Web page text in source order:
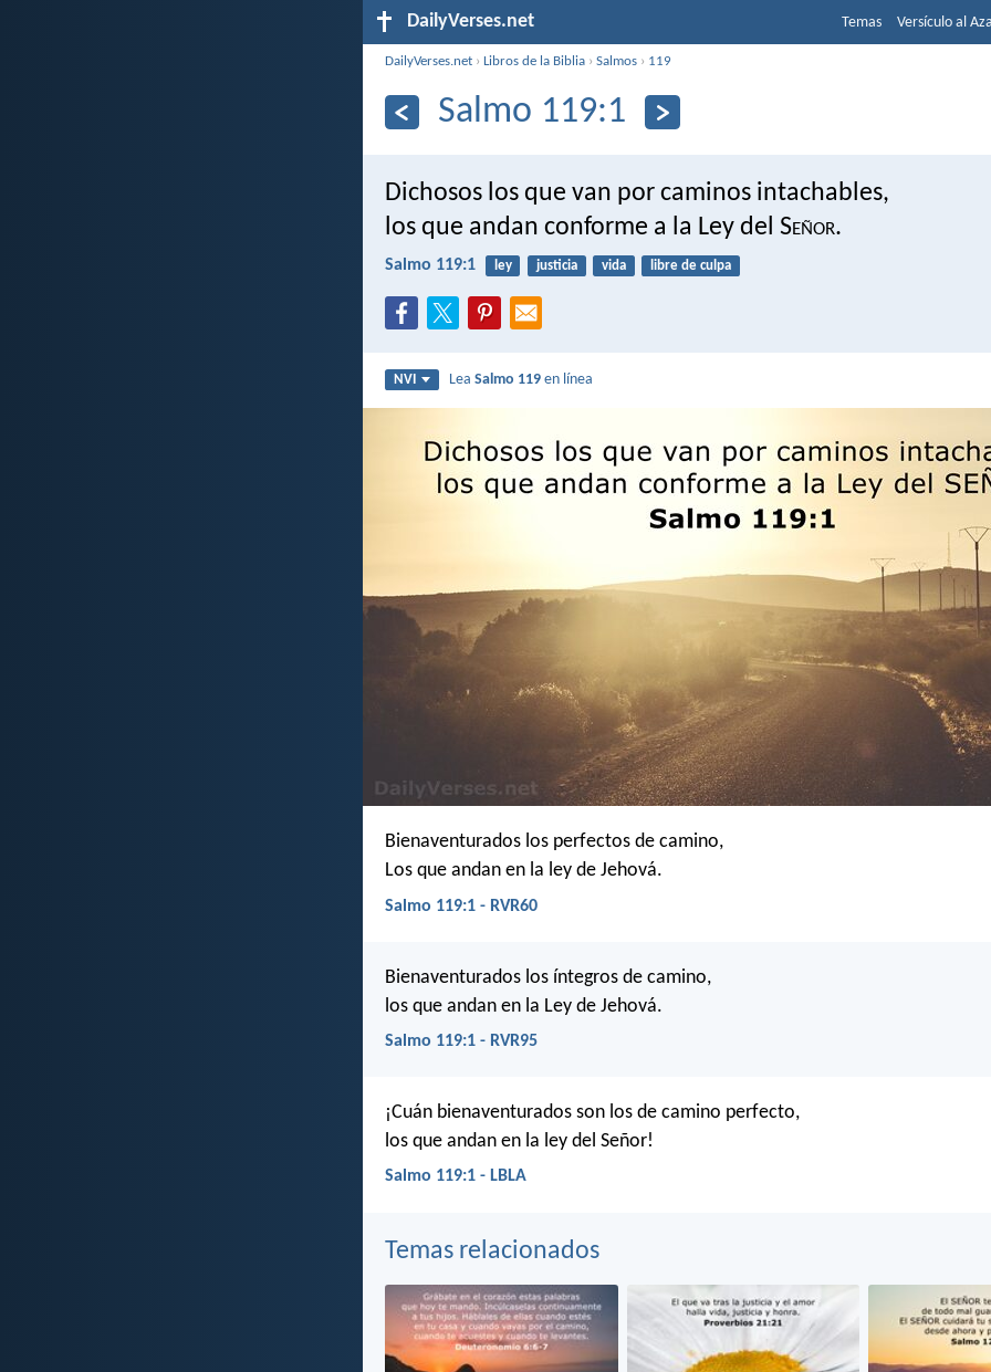
DailyVerses.net Temas Versículo al
DailyVerses.net ›Libros de la Biblia ›Salmos › 119
Salmo 119:1
Dichosos los que van por caminos intachables,
los que andan conforme a la Ley del Señor.
Salmo 119:1 ley justicia vida libre de culpa
NVI LeaSalmo 119 en línea
Bienaventurados los perfectos de camino,
Los que andan en la ley de Jehová.
Salmo 119:1 - RVR60
Bienaventurados los íntegros de camino,
los que andan en la Ley de Jehová.
Salmo 119:1 - RVR95
¡Cuán bienaventurados son los de camino perfecto,
los que andan en la ley del Señor!
Salmo 119:1 - LBLA
Temas relacionados